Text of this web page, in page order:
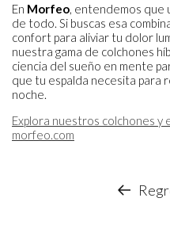
En Morfeo , entendemos
de todo. Si buscas esa
confort para aliviar tu dolor
nuestra gama de colchones
ciencia del sueño en mente
que tu espalda necesita para
noche.
Explora nuestros colchones
morfeo.com